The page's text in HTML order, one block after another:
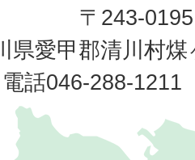
Kiyokawa
Village
〒243-0195
県愛甲郡清川村
電話046-288-1211